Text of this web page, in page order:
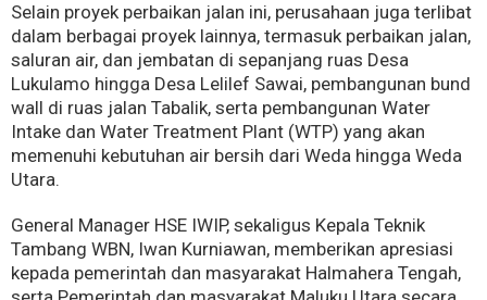
Selain proyek perbaikan jalan ini, perusahaan juga terlibat
dalam berbagai proyek lainnya, termasuk perbaikan jalan,
saluran air, dan jembatan di sepanjang ruas Desa
Lukulamo hingga Desa Lelilef Sawai, pembangunan bund
wall di ruas jalan Tabalik, serta pembangunan Water
Intake dan Water Treatment Plant (WTP) yang akan
memenuhi kebutuhan air bersih dari Weda hingga Weda
Utara.
General Manager HSE IWIP, sekaligus Kepala Teknik
Tambang WBN, Iwan Kurniawan, memberikan apresiasi
kepada pemerintah dan masyarakat Halmahera Tengah,